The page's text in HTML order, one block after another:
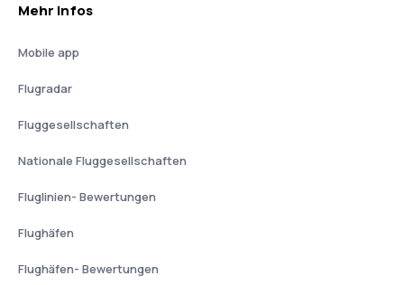
Mehr Infos
Mobile app
Flugradar
Fluggesellschaften
Nationale Fluggesellschaften
Fluglinien- Bewertungen
Flughäfen
Flughäfen- Bewertungen